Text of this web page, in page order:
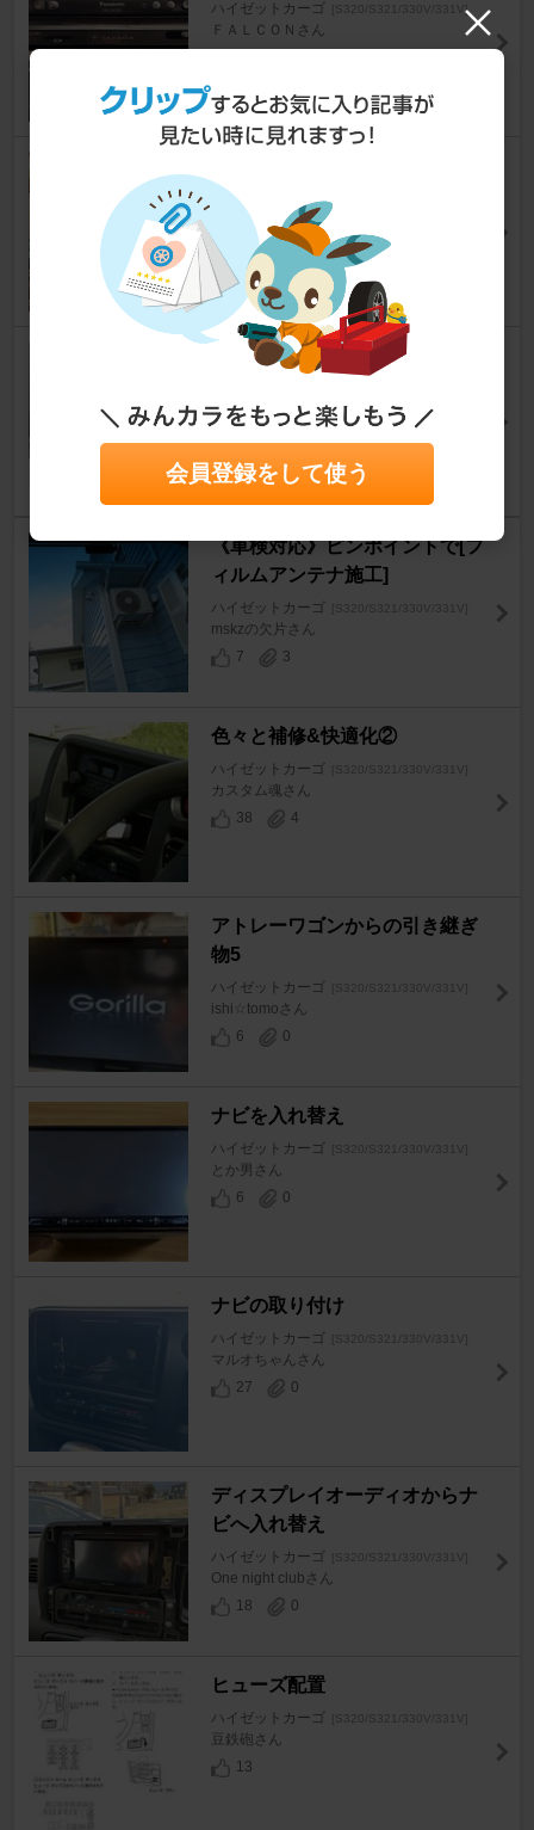
ハイゼットカーゴ [S320/S321/330V/331V]
ＦＡＬＣＯＮさん
ハイゼットカーゴ [S320/S321/330V/331V]
One night clubさん
3
ナビ＆ＥＴＣ取り付け
akikitiさん
《車検対応》ピンポイントで[フ
ィルムアンテナ施工]
ハイゼットカーゴ [S320/S321/330V/331V]
mskzの欠片さん
7
3
色々と補修&快適化②
ハイゼットカーゴ [S320/S321/330V/331V]
カスタム魂さん
38
4
アトレーワゴンからの引き継ぎ
物5
ハイゼットカーゴ [S320/S321/330V/331V]
ishi☆tomoさん
6
0
ナビを入れ替え
ハイゼットカーゴ [S320/S321/330V/331V]
とか男さん
6
0
ナビの取り付け
ハイゼットカーゴ [S320/S321/330V/331V]
マルオちゃんさん
27
0
ディスプレイオーディオからナ
ビへ入れ替え
ハイゼットカーゴ [S320/S321/330V/331V]
One night clubさん
18
0
ヒューズ配置
ハイゼットカーゴ [S320/S321/330V/331V]
豆鉄砲さん
13
会員登録をして使う